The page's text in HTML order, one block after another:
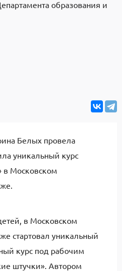
образования и
Белых провела
уникальный курс
в Московском
в Московском
стартовал уникальный
курс под рабочим
штучки». Автором